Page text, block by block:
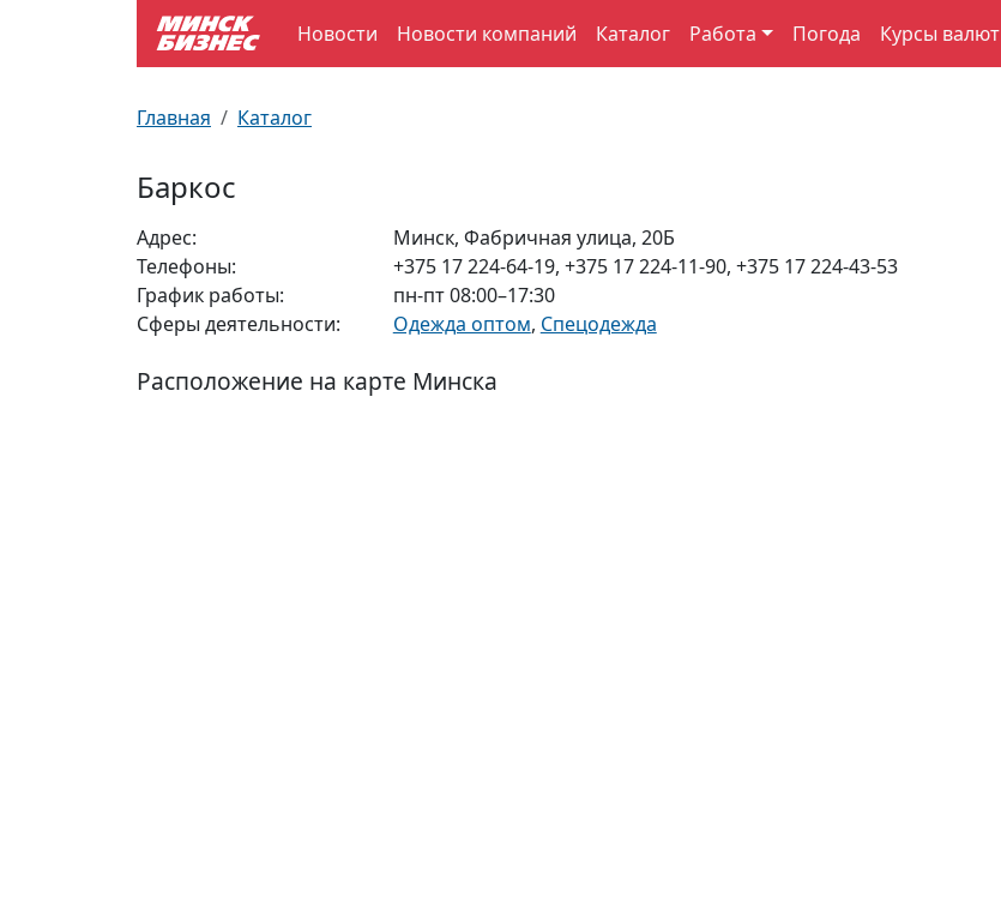
Новости Новости компаний Каталог Работа Погода Курсы валют
Главная Каталог
Баркос
Адрес:
Минск, Фабричная улица, 20Б
Телефоны:
+375 17 224-64-19, +375 17 224-11-90, +375 17 224-43-53
График работы:
пн-пт 08:00–17:30
Сферы деятельности:
Одежда оптом, Спецодежда
Расположение на карте Минска
Улицы Минска
Производственный календарь
Документы для ЗАГСа
Пробки на дорогах